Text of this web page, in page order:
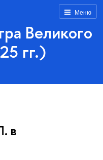
Меню
Великого
гг.)
в